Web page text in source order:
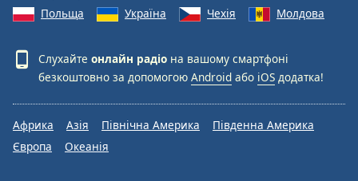
Польща
Україна Чехія Молдова
Слухайте онлайн радіо на вашому смартфоні
безкоштовно за допомогою Android або iOS додатка!
Африка Азія Північна Америка
Південна Америка
Європа
Океанія